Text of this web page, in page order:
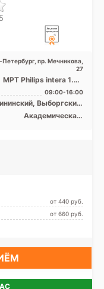
пр. Мечникова,
27
МРТ Philips intera 1.5Т
тип, КТ Siemens
Emotion 16 ср ...
09:00-16:00
Выборгский,
Лен.
область
Академическая,
Площадь Мужества
от 440 pуб.
от 660 pуб.